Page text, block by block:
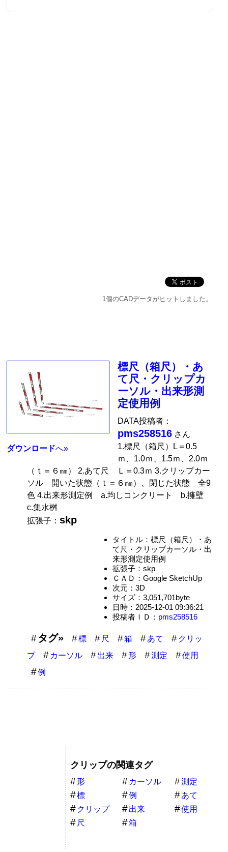
1個のCADデータがヒットしました。
ダウンロードへ»
標尺（箱尺）・あ
て尺・クリップカ
ーソル・出来形測
定使用例
DATA投稿者：
pms258516 さん
1.標尺（箱尺）L＝0.5
ｍ、1.0ｍ、1.5ｍ、2.0ｍ
（ｔ＝６㎜） 2.あて尺 Ｌ＝0.3ｍ 3.クリップカー
ソル 開いた状態（ｔ＝６㎜）、閉じた状態 全9
色 4.出来形測定例 a.均しコンクリート b.擁壁
c.集水桝
拡張子：skp
タイトル：標尺（箱尺）・あ
て尺・クリップカーソル・出
来形測定使用例
拡張子：skp
ＣＡＤ：Google SketchUp
次元：3D
サイズ：3,051,701byte
日時：2025-12-01 09:36:21
投稿者ＩＤ： pms258516
タグ» 標 尺 箱 あて
クリッ
プ
カーソル 出来 形 測定
使用
例
クリップの関連タグ
形 カーソル
測定
標
例
あて
クリップ
出来
使用
尺
箱